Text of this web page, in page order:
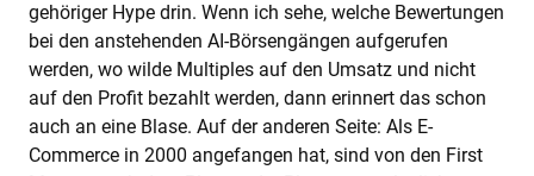
gehöriger Hype drin. Wenn ich sehe, welche Bewertungen
bei den anstehenden AI-Börsengängen aufgerufen
werden, wo wilde Multiples auf den Umsatz und nicht
auf den Profit bezahlt werden, dann erinnert das schon
auch an eine Blase. Auf der anderen Seite: Als E-
Commerce in 2000 angefangen hat, sind von den First